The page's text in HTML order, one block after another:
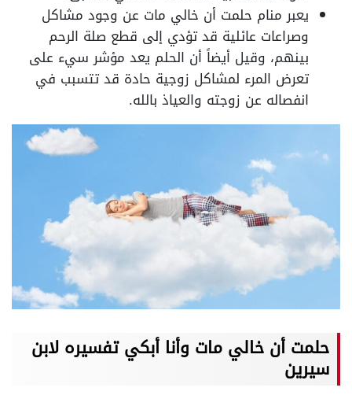
يعبر منام حلمت أن خالي مات عن وجود مشاكل
وصراعات عائلية قد تؤدي إلى قطع صلة الرحم
بينهم، وقيل أيضاً أن الحلم يعد مؤشر سيء على
تعرض المرء لمشاكل زوجية حادة قد تتسبب في
انفصاله عن زوجته والعياذ بالله.
حلمت أن خالي مات وأنا أبكي تفسيره لابن
سيرين